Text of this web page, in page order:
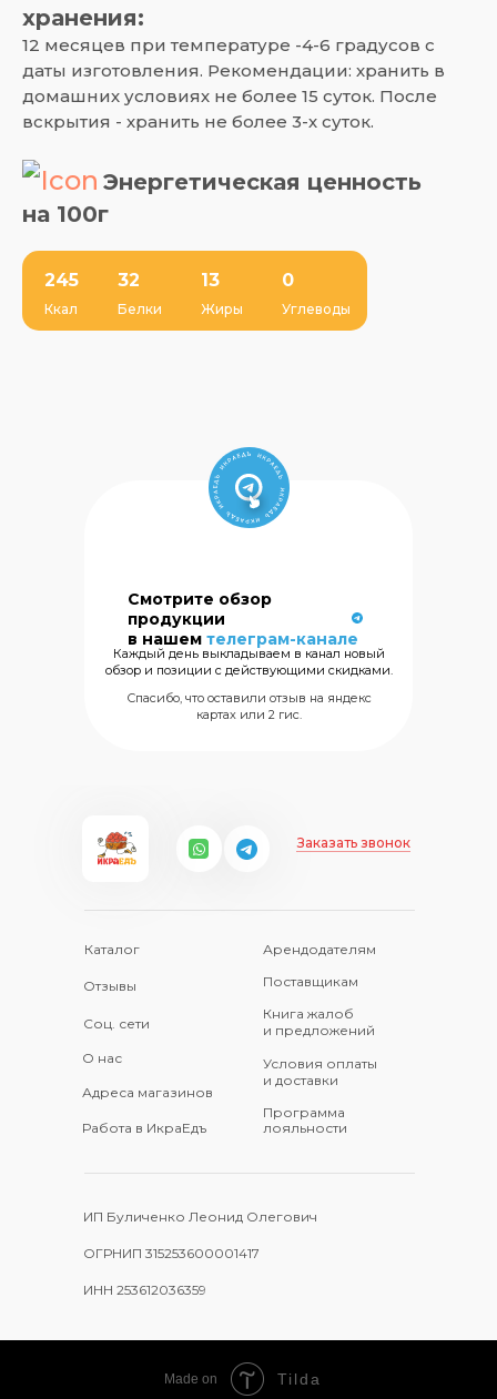
хранения:
12 месяцев при температуре -4-6 градусов с
даты изготовления. Рекомендации: хранить в
домашних условиях не более 15 суток. После
вскрытия - хранить не более 3-х суток.
Энергетическая ценность
на 100г
245
Ккал
32
Белки
13
Жиры
0
Углеводы
Каждый день выкладываем в канал новый
обзор и позиции с действующими скидками.
Спасибо, что оставили отзыв на яндекс
картах или 2 гис.
Смотрите обзор
продукции
в нашем телеграм-канале
Каталог
Соц. сети
Отзывы
О нас
Адреса магазинов
Арендодателям
Работа в ИкраЕдъ
Книга жалоб
и предложений
ИП Буличенко Леонид Олегович
ИНН 253612036359
ОГРНИП 315253600001417
Сеть магазинов
морских
деликатесов
Заказать звонок
Условия оплаты
и доставки
Программа
лояльности
Поставщикам
Made on Tilda